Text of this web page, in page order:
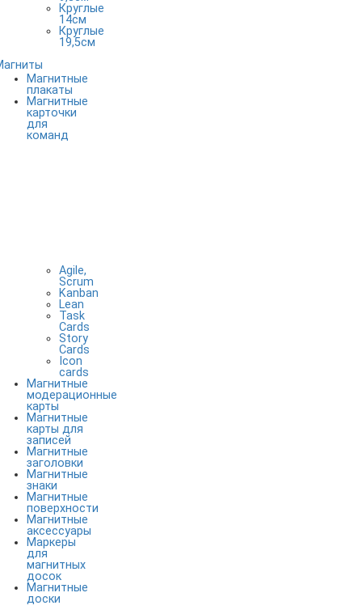
Круглые
14см
Круглые
19,5см
Магнитные
плакаты
Магнитные
карточки
для
команд
Agile,
Scrum
Kanban
Lean
Task
Cards
Story
Cards
Icon
cards
Магнитные
модерационные
карты
Магнитные
карты для
записей
Магнитные
заголовки
Магнитные
знаки
Магнитные
поверхности
Магнитные
аксессуары
Маркеры
для
магнитных
досок
Магнитные
доски